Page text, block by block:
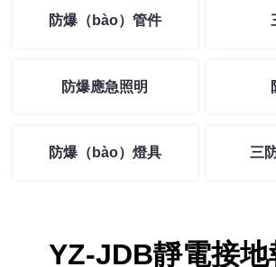
防爆（bào）管件
防爆應急照明
防爆（bào）燈具 三
YZ-JDB靜電接地